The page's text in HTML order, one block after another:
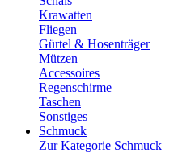
Krawatten
Fliegen
Gürtel & Hosenträger
Mützen
Accessoires
Regenschirme
Taschen
Sonstiges
Schmuck
Zur Kategorie Schmuck